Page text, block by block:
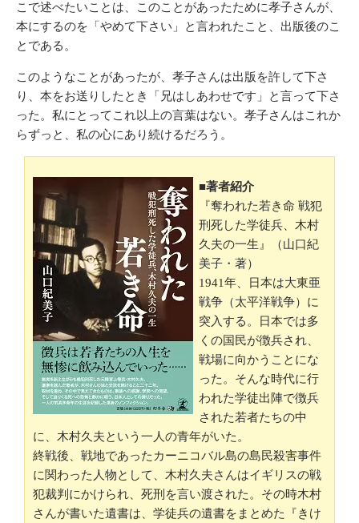
こで述べたいことは、このことがあったために孝子さんが、
本にするのを「やめて下さい」と言われたこと、出版後のこ
とである。
このようなことがあったが、孝子さんは出版を許して下さ
り、本をお送りしたとき「兄はしあわせです」と言って下さ
った。私にとってこれ以上の言葉はない。孝子さんはこれか
らずっと、私の心にあり続けるだろう。
■著者紹介
『奪われた若き命 戦犯
刑死した学徒兵、木村
久夫の一生』
（山口紀
美子・著）
1941年、日本は大東亜
戦争（太平洋戦争）に
突入する。日本では多
くの国民が徴兵され、
戦場に向かうことにな
った。そんな時代に行
われた学徒出陣で徴兵
された若者たちの中
に、木村久夫という一人の青年がいた。
終戦後、戦地であったカーニコバル島の島民殺害事件
に関わった人物として、木村久夫さんはイギリスの戦
犯裁判にかけられ、死刑を言い渡された。その時木村
さんが書いた遺書は、学徒兵の遺書をまとめた『きけ